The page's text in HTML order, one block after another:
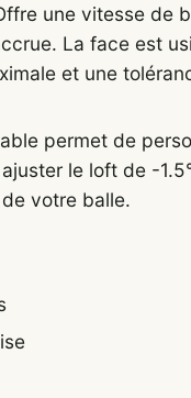
une vitesse de
La face est
et une
permet de
le loft de -
votre balle.